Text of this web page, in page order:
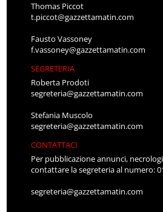
Thomas Piccot
t.piccot@gazzettamatin.com
Fausto Vassoney
f.vassoney@gazzettamatin.com
SEGRETERIA
Roberta Prodoti
segreteria@gazzettamatin.com
Stefania Muscolo
segreteria@gazzettamatin.com
CONTATTACI
Per pubblicazione annunci,
contattare la segreteria al numero:
segreteria@gazzettamatin.com